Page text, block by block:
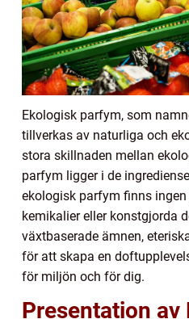
Ekologisk parfym, som
tillverkas av naturliga och
stora skillnaden mellan
parfym ligger i de
ekologisk parfym finns
kemikalier eller konstgjorda
växtbaserade ämnen,
för att skapa en
för miljön och för dig.
Presentation av